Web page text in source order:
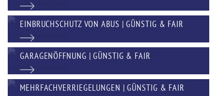
EINBRUCHSCHUTZ VON ABUS | GÜNSTIG & FAIR
GARAGENÖFFNUNG | GÜNSTIG & FAIR
MEHRFACHVERRIEGELUNGEN | GÜNSTIG & FAIR